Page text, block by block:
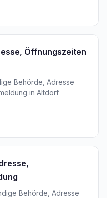
Öffnungszeiten
Behörde, Adresse
in Altdorf
Behörde, Adresse